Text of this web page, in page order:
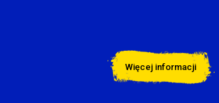
Więcej informacji